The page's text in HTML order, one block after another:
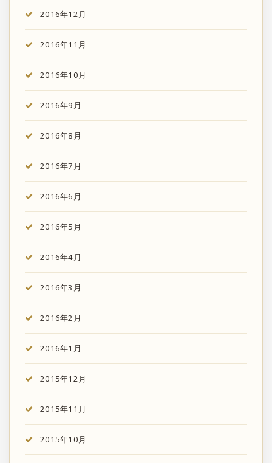
2016年12月
2016年11月
2016年10月
2016年9月
2016年8月
2016年7月
2016年6月
2016年5月
2016年4月
2016年3月
2016年2月
2016年1月
2015年12月
2015年11月
2015年10月